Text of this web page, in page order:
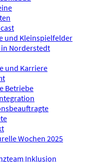
und Kleinspielfelder
Norderstedt
und Karriere
Betriebe
Wochen 2025
Inklusion